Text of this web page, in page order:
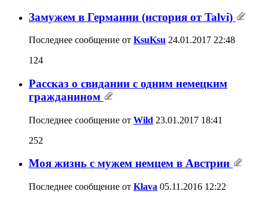
Замужем в Германии (история от Talvi)
Последнее сообщение от KsuKsu 24.01.2017 22:48
124
Рассказ о свидании с одним немецким
гражданином
Последнее сообщение от Wild 23.01.2017 18:41
252
Моя жизнь с мужем немцем в Австрии
Последнее сообщение от Klava 05.11.2016 12:22